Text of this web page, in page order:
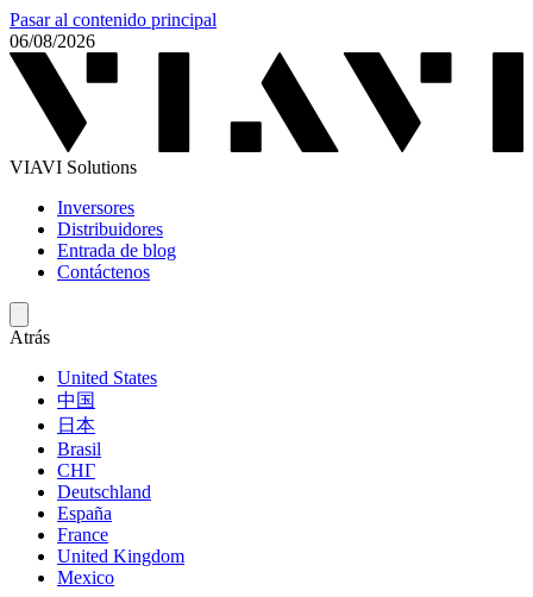
Pasar al contenido principal
06/08/2026
VIAVI Solutions
Inversores
Distribuidores
Entrada de blog
Contáctenos
Atrás
United States
中国
日本
Brasil
СНГ
Deutschland
España
France
United Kingdom
Mexico